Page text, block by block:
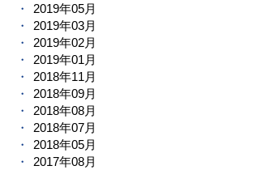
2019年05月
2019年03月
2019年02月
2019年01月
2018年11月
2018年09月
2018年08月
2018年07月
2018年05月
2017年08月